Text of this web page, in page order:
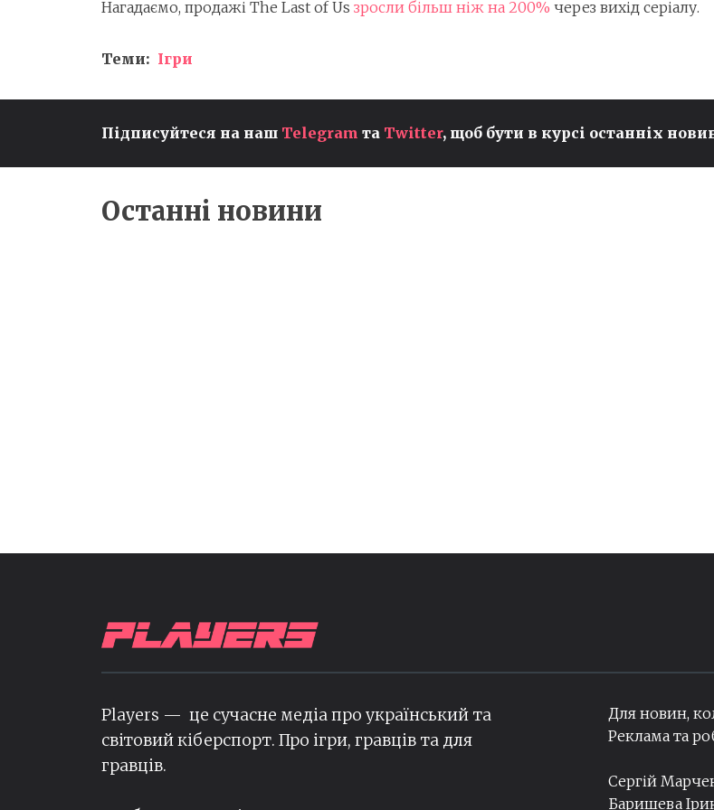
Нагадаємо, продажі The Last of Us зросли більш ніж на 200% через вихід серіалу.
Теми: Ігри
Підписуйтеся на наш Telegram та Twitter, щоб бути в курсі останніх
Останні новини
CALL OF DUTY: MODERN
WARFARE 4 НЕ З'ЯВИТЬСЯ В
РЕЛІЗУ
FIFA ЗАПУСКАЄ ГРАНТОВУ
ПРОГРАМУ FIFAE
STORYTELLING FUND
Players — це сучасне медіа про український та
світовий кіберспорт. Про ігри, гравців та для
гравців.
Для новин,
Реклама та
Сергій
Баришева